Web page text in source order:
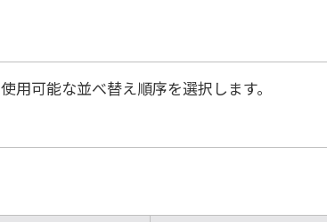
使用可能な並べ替え順序を選択します。